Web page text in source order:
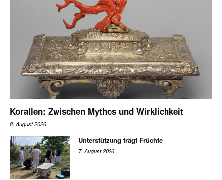
Korallen: Zwischen Mythos und Wirklichkeit
8. August 2026
Unterstützung trägt Früchte
7. August 2026